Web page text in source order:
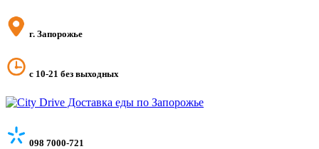
г. Запорожье
с 10-21 без выходных
098 7000-721